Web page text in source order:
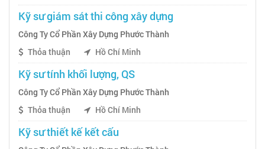
Kỹ sư giám sát thi công xây dựng
Công Ty Cổ Phần Xây Dựng Phước Thành
Thỏa thuận
Hồ Chí Minh
Kỹ sư tính khối lượng, QS
Công Ty Cổ Phần Xây Dựng Phước Thành
Thỏa thuận
Hồ Chí Minh
Kỹ sư thiết kế kết cấu